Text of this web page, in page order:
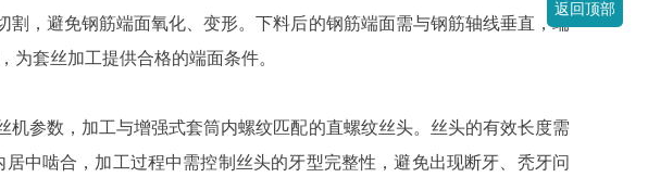
，避免钢筋端面氧化、变形。下料后的钢筋端面需与钢筋轴线垂直，端
为套丝加工提供合格的端面条件。
参数，加工与增强式套筒内螺纹匹配的直螺纹丝头。丝头的有效长度需
中啮合，加工过程中需控制丝头的牙型完整性，避免出现断牙、秃牙问
返回顶部